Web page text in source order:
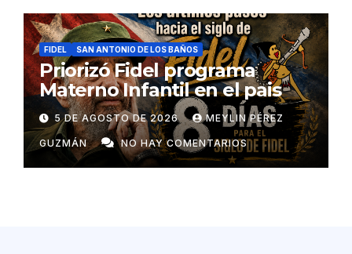
FIDEL SAN ANTONIO DE LOS BAÑOS
Priorizó Fidel programa
Materno Infantil en el pais
5 DE AGOSTO DE 2026 MEYLIN PÉREZ
GUZMÁN NO HAY COMENTARIOS